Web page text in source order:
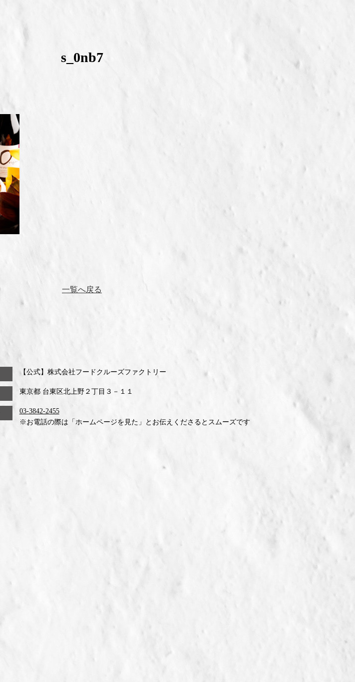
s_0nb7
一覧へ戻る
【公式】株式会社フードクルーズファクトリー
東京都 台東区北上野２丁目３－１１
03-3842-2455
※お電話の際は「ホームページを見た」とお伝えくださるとスムーズです